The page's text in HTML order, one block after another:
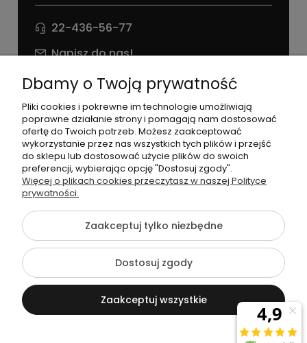
22-436-56-77
Napisz do nas!
NIP: 826 186 42 29
©2026 Wszelkie Prawa Zastrzeżone | agneess sklep
internetowy
Szablon Flex byEcommercy
Pokaż pełną wersję strony
Sklep internetowy Shoper Premium
Dbamy o Twoją prywatność
Pliki cookies i pokrewne im technologie umożliwiają
poprawne działanie strony i pomagają nam dostosować
ofertę do Twoich potrzeb. Możesz zaakceptować
wykorzystanie przez nas wszystkich tych plików i przejść
do sklepu lub dostosować użycie plików do swoich
preferencji, wybierając opcję "Dostosuj zgody".
Więcej o plikach cookies przeczytasz w naszej Polityce
prywatności.
Zaakceptuj tylko niezbędne
Dostosuj zgody
Zaakceptuj wszystkie